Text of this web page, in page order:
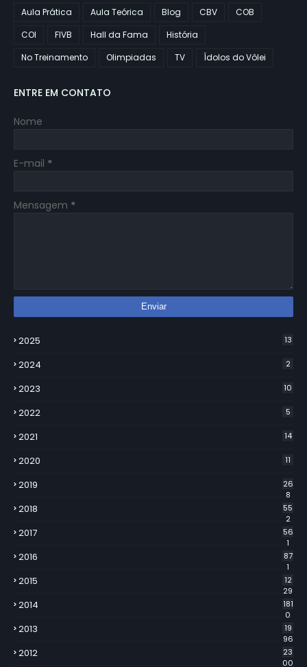
Aula Prática Aula Teórica Blog CBV
COB
COI
FIVB Hall da Fama
História
No Treinamento
Olimpiadas TV Ídolos do Vôlei
ENTRE EM CONTATO
Nome
E-mail *
Mensagem *
2025 13
2024 2
2023 10
2022 5
2021 14
2020 11
2019
26
8
2018
55
2
2017
56
1
2016
87
1
2015
12
29
2014
181
0
2013
19
96
2012
23
00